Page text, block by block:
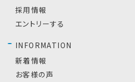
採用情報
エントリーする
INFORMATION
新着情報
お客様の声